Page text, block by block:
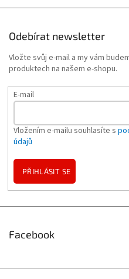
Odebírat newsletter
Vložte svůj e-mail a my vám
produktech na našem e-shopu.
E-mail
Vložením e-mailu souhlasíte s
údajů
PŘIHLÁSIT SE
Facebook